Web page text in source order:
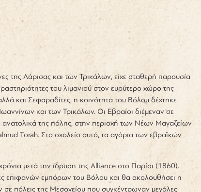
της Λάρισας και των Τρικάλων, είχε σταθερή παρουσία
του λιμανιού στον ευρύτερο χώρο της
και Σεφαραδίτες, η κοινότητα του Βόλου δέχτηκε
και των Τρικάλων. Οι Εβραίοι διέμεναν σε
ανατολικά της πόλης, στην περιοχή των Νέων Μαγαζείων
Torah. Στο σχολείο αυτό, τα αγόρια των εβραϊκών
μετά την ίδρυση της Alliance στο Παρίσι (1860).
επιφανών εμπόρων του Βόλου και θα ακολουθήσει η
πόλεις της Μεσογείου που συγκέντρωναν μεγάλες